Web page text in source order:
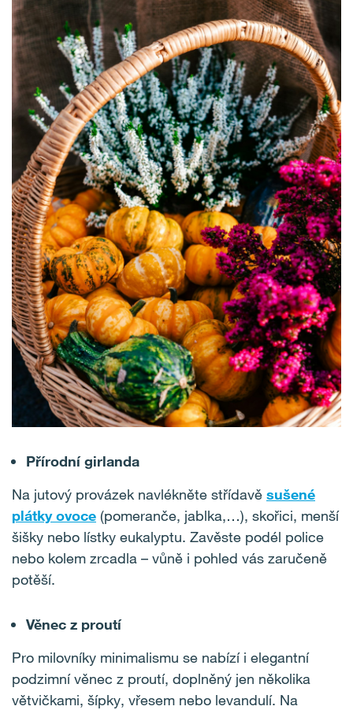
Přírodní girlanda
Na jutový provázek navlékněte střídavě sušené
plátky ovoce (pomeranče, jablka,…), skořici, menší
šišky nebo lístky eukalyptu. Zavěste podél police
nebo kolem zrcadla – vůně i pohled vás zaručeně
potěší.
Věnec z proutí
Pro milovníky minimalismu se nabízí i elegantní
podzimní věnec z proutí, doplněný jen několika
větvičkami, šípky, vřesem nebo levandulí. Na